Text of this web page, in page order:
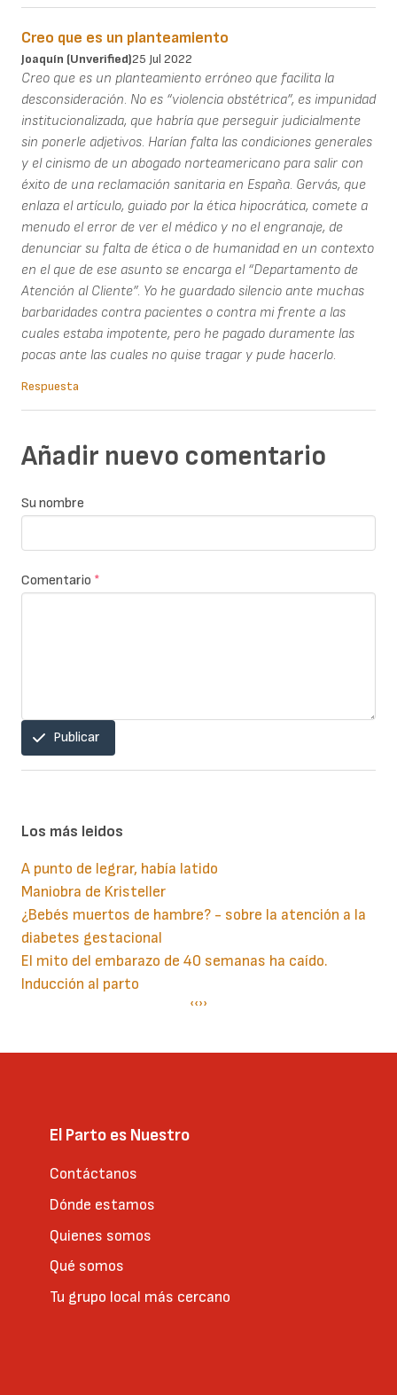
Creo que es un planteamiento
Joaquín (unverified)25 Jul 2022
Creo que es un planteamiento erróneo que facilita la
desconsideración. No es “violencia obstétrica”, es impunidad
institucionalizada, que habría que perseguir judicialmente
sin ponerle adjetivos. Harían falta las condiciones generales
y el cinismo de un abogado norteamericano para salir con
éxito de una reclamación sanitaria en España. Gervás, que
enlaza el artículo, guiado por la ética hipocrática, comete a
menudo el error de ver el médico y no el engranaje, de
denunciar su falta de ética o de humanidad en un contexto
en el que de ese asunto se encarga el “Departamento de
Atención al Cliente”. Yo he guardado silencio ante muchas
barbaridades contra pacientes o contra mi frente a las
cuales estaba impotente, pero he pagado duramente las
pocas ante las cuales no quise tragar y pude hacerlo.
Respuesta
Añadir nuevo comentario
Su nombre
Comentario *
Publicar
Los más leidos
A punto de legrar, había latido
Maniobra de Kristeller
¿Bebés muertos de hambre? - sobre la atención a la
diabetes gestacional
El mito del embarazo de 40 semanas ha caído.
Inducción al parto
Página
‹‹Siguiente
››
El Parto es Nuestro
Contáctanos
Dónde estamos
Quienes somos
Qué somos
Tu grupo local más cercano